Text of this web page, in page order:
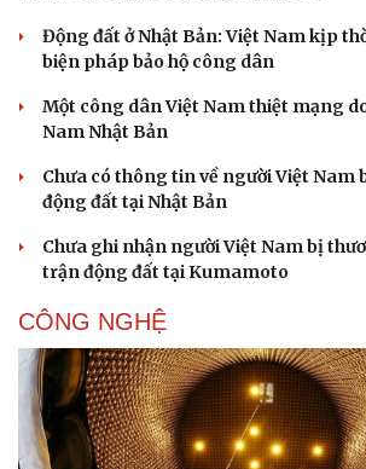
Sức khỏe
Cây thuốc
Sản phụ khoa
Nhi khoa
Nam khoa
Làm đẹp - giảm cân
Phòng mạch online
Ăn sạch sống khỏe
Blog
Động đất ở Nhật Bản: Việt Nam kịp
biện pháp bảo hộ công dân
Một công dân Việt Nam thiệt mạng
Nam Nhật Bản
Chưa có thông tin về người Việt Nam
động đất tại Nhật Bản
Chưa ghi nhận người Việt Nam bị
trận động đất tại Kumamoto
CÔNG NGHỆ